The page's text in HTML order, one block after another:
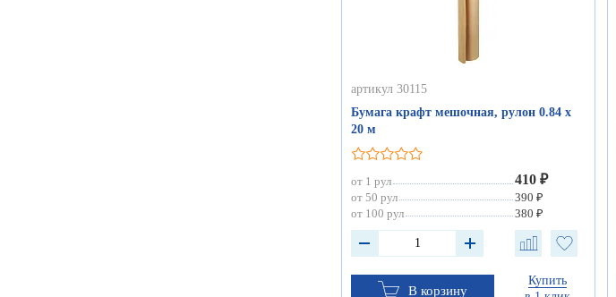
артикул 30115
Бумага крафт мешочная, рулон 0.84 х
20 м
от 1 рул 410 ₽
от 50 рул
390 ₽
от 100 рул
380 ₽
В корзину
Купить